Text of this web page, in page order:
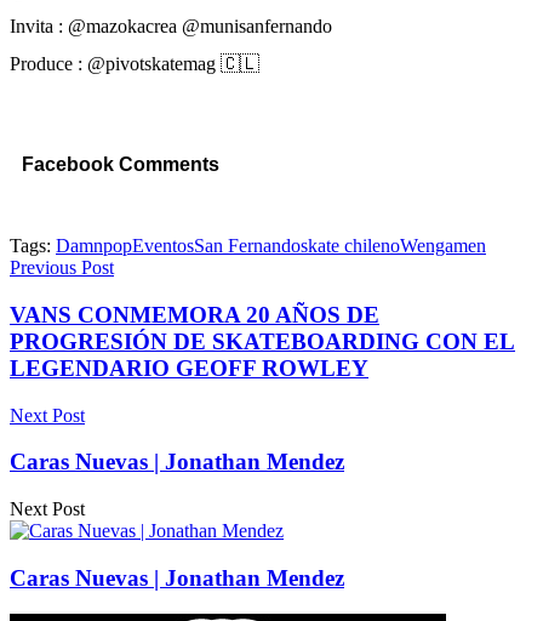
Invita : @mazokacrea @munisanfernando
Produce : @pivotskatemag 🇨🇱
Facebook Comments
Tags: DamnpopEventosSan Fernandoskate chilenoWengamen
Previous Post
VANS CONMEMORA 20 AÑOS DE
PROGRESIÓN DE SKATEBOARDING CON EL
LEGENDARIO GEOFF ROWLEY
Next Post
Caras Nuevas | Jonathan Mendez
Next Post
Caras Nuevas | Jonathan Mendez